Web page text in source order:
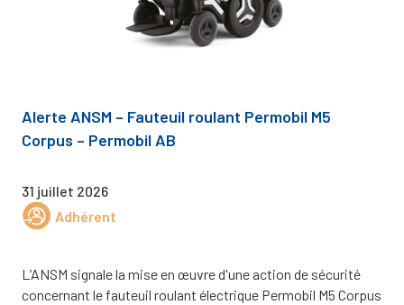
Alerte ANSM – Fauteuil roulant Permobil M5
Corpus – Permobil AB
31 juillet 2026
Adhérent
L’ANSM signale la mise en œuvre d'une action de sécurité
concernant le fauteuil roulant électrique Permobil M5 Corpus